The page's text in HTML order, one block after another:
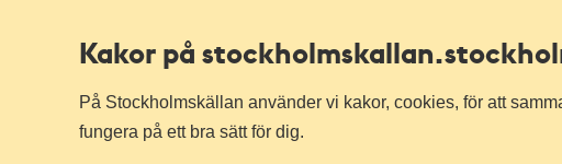
Kakor på stockholmskallan
På Stockholmskällan använder vi kakor, cookies, för att
fungera på ett bra sätt för dig.